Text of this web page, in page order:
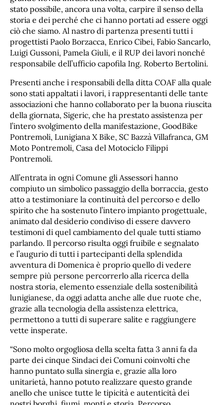
stato possibile, ancora una volta, carpire il senso della
storia e dei perché che ci hanno portati ad essere oggi
ciò che siamo. Al nastro di partenza presenti tutti i
progettisti Paolo Borzacca, Enrico Cibei, Fabio Sancarlo,
Luigi Gussoni, Pamela Giuli, e il RUP dei lavori nonché
responsabile dell’ufficio capofila Ing. Roberto Bertolini.
Presenti anche i responsabili della ditta COAF alla quale
sono stati appaltati i lavori, i rappresentanti delle tante
associazioni che hanno collaborato per la buona riuscita
della giornata, Sigeric, che ha prestato assistenza per
l’intero svolgimento della manifestazione, GoodBike
Pontremoli, Lunigiana X Bike, SC Bazzà Villafranca, GM
Moto Pontremoli, Casa del Motociclo Filippi
Pontremoli.
All’entrata in ogni Comune gli Assessori hanno
compiuto un simbolico passaggio della borraccia, gesto
atto a testimoniare la continuità del percorso e dello
spirito che ha sostenuto l’intero impianto progettuale,
animato dal desiderio condiviso di essere davvero
testimoni di quel cambiamento del quale tutti stiamo
parlando. Il percorso risulta oggi fruibile e segnalato
e l’augurio di tutti i partecipanti della splendida
avventura di Domenica è proprio quello di vedere
sempre più persone percorrerlo alla ricerca della
nostra storia, elemento essenziale della sostenibilità
lunigianese, da oggi adatta anche alle due ruote che,
grazie alla tecnologia della assistenza elettrica,
permettono a tutti di superare salite e raggiungere
vette insperate.
“Sono molto orgogliosa della scelta fatta 3 anni fa da
parte dei cinque Sindaci dei Comuni coinvolti che
hanno puntato sulla sinergia e, grazie alla loro
unitarietà, hanno potuto realizzare questo grande
anello che unisce tutte le tipicità e autenticità dei